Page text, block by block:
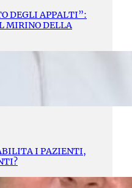
DEGLI APPALTI”:
MIRINO DELLA
I PAZIENTI,